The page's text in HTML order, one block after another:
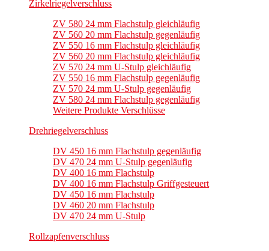
Zirkelriegelverschluss
ZV 580 24 mm Flachstulp gleichläufig
ZV 560 20 mm Flachstulp gegenläufig
ZV 550 16 mm Flachstulp gleichläufig
ZV 560 20 mm Flachstulp gleichläufig
ZV 570 24 mm U-Stulp gleichläufig
ZV 550 16 mm Flachstulp gegenläufig
ZV 570 24 mm U-Stulp gegenläufig
ZV 580 24 mm Flachstulp gegenläufig
Weitere Produkte Verschlüsse
Drehriegelverschluss
DV 450 16 mm Flachstulp gegenläufig
DV 470 24 mm U-Stulp gegenläufig
DV 400 16 mm Flachstulp
DV 400 16 mm Flachstulp Griffgesteuert
DV 450 16 mm Flachstulp
DV 460 20 mm Flachstulp
DV 470 24 mm U-Stulp
Rollzapfenverschluss